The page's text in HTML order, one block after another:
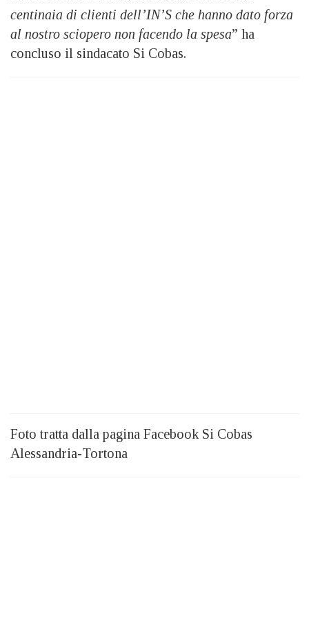
centinaia di clienti dell’IN’S che hanno dato forza
al nostro sciopero non facendo la spesa” ha
concluso il sindacato Si Cobas.
Foto tratta dalla pagina Facebook Si Cobas
Alessandria-Tortona